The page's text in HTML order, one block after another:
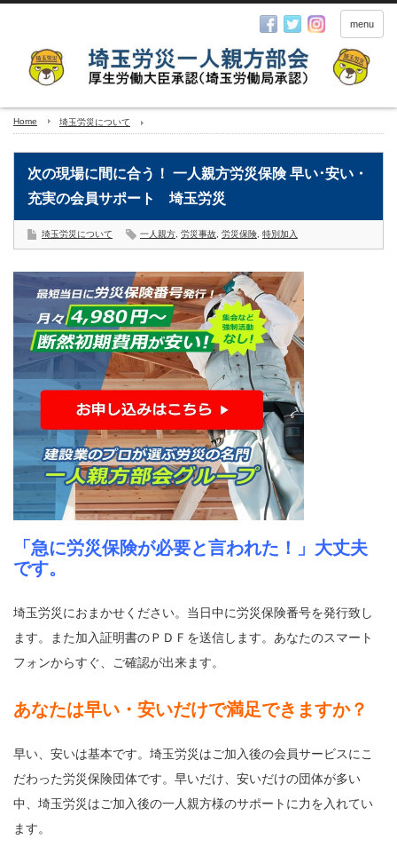
menu
Home 埼玉労災について
次の現場に間に合う！ 一人親方労災保険 早い･安い・
充実の会員サポート 埼玉労災
埼玉労災について 一人親方 労災事故 労災保険 特別加入
「急に労災保険が必要と言われた！」大丈夫
です。
埼玉労災におまかせください。当日中に労災保険番号を発行致し
ます。また加入証明書のＰＤＦを送信します。あなたのスマート
フォンからすぐ、ご確認が出来ます。
あなたは早い・安いだけで満足できますか？
早い、安いは基本です。埼玉労災はご加入後の会員サービスにこ
だわった労災保険団体です。早いだけ、安いだけの団体が多い
中、埼玉労災はご加入後の一人親方様のサポートに力を入れてい
ます。